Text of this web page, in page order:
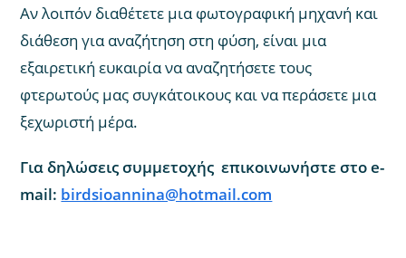
Αν λοιπόν διαθέτετε μια φωτογραφική μηχανή και
διάθεση για αναζήτηση στη φύση, είναι μια
εξαιρετική ευκαιρία να αναζητήσετε τους
φτερωτούς μας συγκάτοικους και να περάσετε μια
ξεχωριστή μέρα.
Για δηλώσεις συμμετοχής επικοινωνήστε στο e-
mail: birdsioannina@hotmail.com